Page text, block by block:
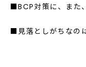
■BCP対策に、また
■見落としがちなの